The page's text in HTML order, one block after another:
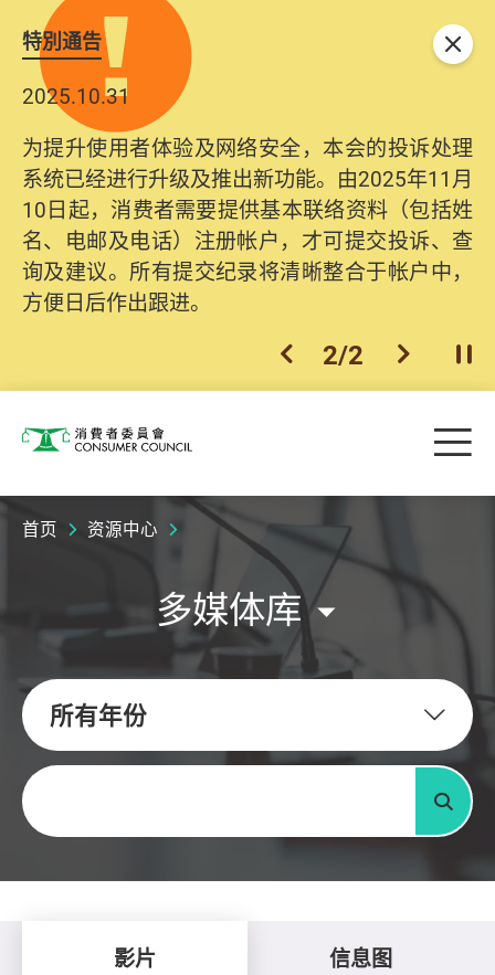
特別通告
2025.10.31
为提升使用者体验及网络安全，本会的投诉处理
系统已经进行升级及推出新功能。由2025年11月
10日起，消费者需要提供基本联络资料（包括姓
名、电邮及电话）注册帐户，才可提交投诉、查
询及建议。所有提交纪录将清晰整合于帐户中，
方便日后作出跟进。
上一个
2/2 下一个开
关闭
消费者委员会 目
首页 资源中心
多媒体库
所有年份
关键字
搜寻
影片 信息图